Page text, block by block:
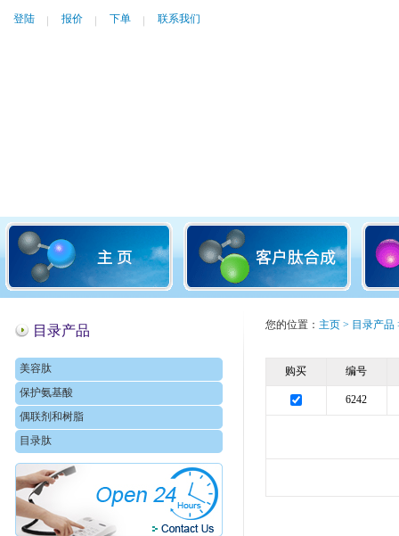
登陆 报价 下单 联系我们
目录产品
美容肽
保护氨基酸
偶联剂和树脂
目录肽
您的位置： 主页> 目录产品
购买 编号
6242